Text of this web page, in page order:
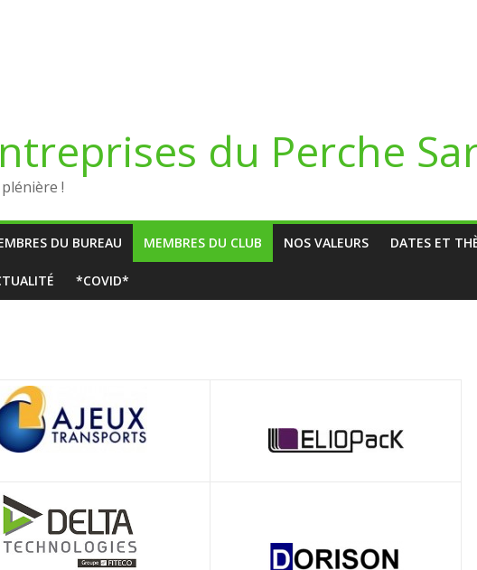
du Perche
!
DU BUREAU MEMBRES DU CLUB NOS VALEURS DATES ET
*COVID*